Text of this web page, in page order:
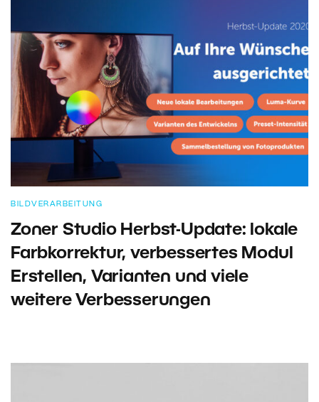
BILDVERARBEITUNG
Zoner Studio Herbst-Update: lokale
Farbkorrektur, verbessertes Modul
Erstellen, Varianten und viele
weitere Verbesserungen